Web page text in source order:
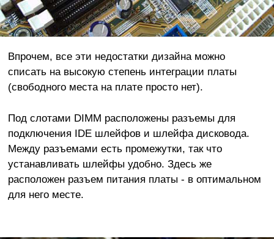
Впрочем, все эти недостатки дизайна можно
списать на высокую степень интеграции платы
(свободного места на плате просто нет).
Под слотами DIMM расположены разъемы для
подключения IDE шлейфов и шлейфа дисковода.
Между разъемами есть промежутки, так что
устанавливать шлейфы удобно. Здесь же
расположен разъем питания платы - в оптимальном
для него месте.